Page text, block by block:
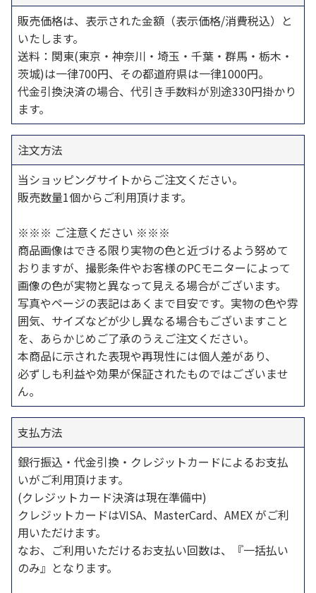
販売価格は、表示された金額（表示価格/消費税込）と
いたします。
送料：関東(東京・神奈川・埼玉・千葉・群馬・栃木・
茨城)は一律700円、その都道府県は一律1000円。
代金引換決済の場合、代引き手数料が別途330円掛かり
ます。
注文方法
当ショッピングサイトからご注文ください。
販売数量1個からご利用頂けます。
※※※ ご注意ください ※※※
商品画像はできる限り実物の色と近づけるよう努めて
おりますが、撮影条件やお客様のPCモニターによって
画像の色が実物と異なって見える場合がございます。
写真やページの表記はあくまで目安です。実物の色や雰
囲気、サイズなどが少し異なる場合もございますこと
を、あらかじめご了承のうえご注文ください。
本商品に示された表現や再現性には個人差があり、
必ずしも利益や効果が保証されたものではございませ
ん。
支払方法
銀行振込・代金引換・クレジットカードによるお支払
いがご利用頂けます。
(クレジットカード決済は現在準備中)
クレジットカードはVISA、MasterCard、AMEX がご利
用いただけます。
なお、ご利用いただけるお支払い回数は、『一括払い
のみ』となります。